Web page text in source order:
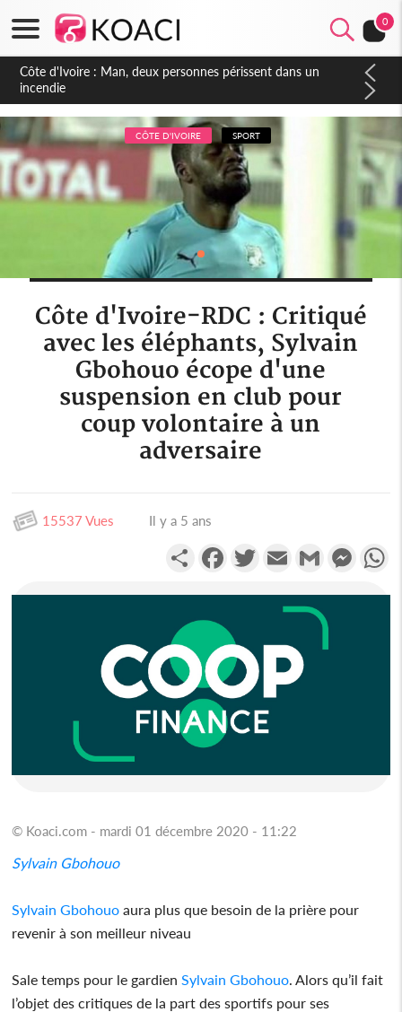
0
Côte d'Ivoire : Séileu, la célébration de la fête nationale
transformée en vaste campagne contre les produits
dépigmentants dangereux
CÔTE D'IVOIRE SPORT
Côte d'Ivoire-RDC : Critiqué
avec les éléphants, Sylvain
Gbohouo écope d'une
suspension en club pour
coup volontaire à un
adversaire
15537 Vues Il y a 5 ans
PartagerFacebookTwitterEmail Gmail
© Koaci.com - mardi 01 décembre 2020 - 11:22
Sylvain Gbohouo
Sylvain Gbohouo aura plus que besoin de la prière pour
revenir à son meilleur niveau
Sale temps pour le gardien Sylvain Gbohouo . Alors qu’il fait
l’objet des critiques de la part des sportifs pour ses